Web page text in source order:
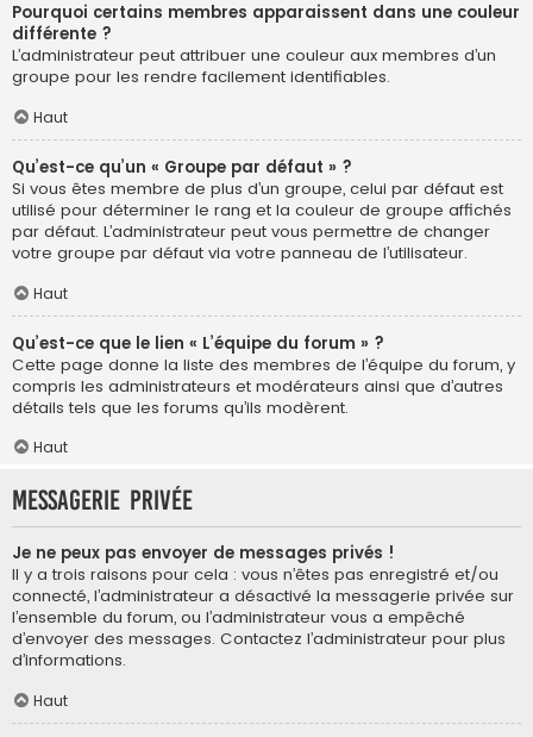
Pourquoi certains membres apparaissent dans une couleur
différente ?
L’administrateur peut attribuer une couleur aux membres d’un
groupe pour les rendre facilement identifiables.
Haut
Qu’est-ce qu’un « Groupe par défaut » ?
Si vous êtes membre de plus d’un groupe, celui par défaut est
utilisé pour déterminer le rang et la couleur de groupe affichés
par défaut. L’administrateur peut vous permettre de changer
votre groupe par défaut via votre panneau de l’utilisateur.
Haut
Qu’est-ce que le lien « L’équipe du forum » ?
Cette page donne la liste des membres de l’équipe du forum, y
compris les administrateurs et modérateurs ainsi que d’autres
détails tels que les forums qu’ils modèrent.
Haut
Messagerie privée
Je ne peux pas envoyer de messages privés !
Il y a trois raisons pour cela : vous n’êtes pas enregistré et/ou
connecté, l’administrateur a désactivé la messagerie privée sur
l’ensemble du forum, ou l’administrateur vous a empêché
d’envoyer des messages. Contactez l’administrateur pour plus
d’informations.
Haut